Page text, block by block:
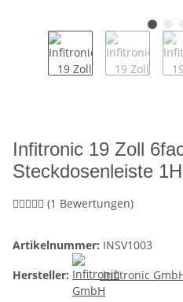
Infitronic 19 Zoll
Steckdosenleiste
(1 Bewertungen)
Artikelnummer: INSV1003
Hersteller:
Infitronic